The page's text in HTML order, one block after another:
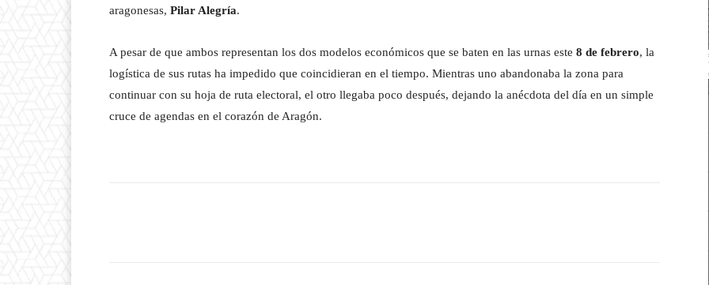
aragonesas, Pilar Alegría.
A pesar de que ambos representan los dos modelos económicos que se baten en las urnas este 8 de febrero, la
logística de sus rutas ha impedido que coincidieran en el tiempo. Mientras uno abandonaba la zona para
continuar con su hoja de ruta electoral, el otro llegaba poco después, dejando la anécdota del día en un simple
cruce de agendas en el corazón de Aragón.